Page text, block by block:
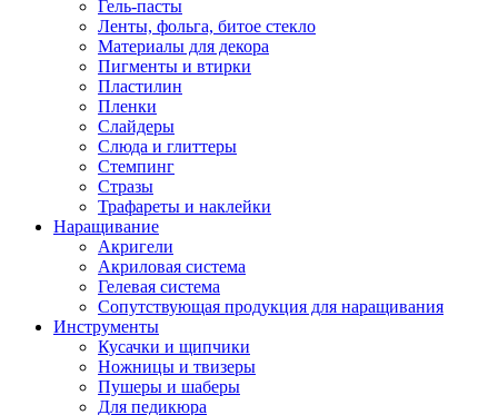
Гель-пасты
Ленты, фольга, битое стекло
Материалы для декора
Пигменты и втирки
Пластилин
Пленки
Слайдеры
Слюда и глиттеры
Стемпинг
Стразы
Трафареты и наклейки
Наращивание
Акригели
Акриловая система
Гелевая система
Сопутствующая продукция для наращивания
Инструменты
Кусачки и щипчики
Ножницы и твизеры
Пушеры и шаберы
Для педикюра